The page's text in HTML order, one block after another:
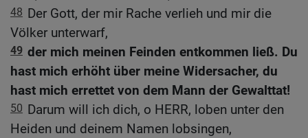
48 Der Gott, der mir Rache verlieh und mir die
Völker unterwarf,
49 der mich meinen Feinden entkommen ließ. Du
hast mich erhöht über meine Widersacher, du
hast mich errettet von dem Mann der Gewalttat!
50 Darum will ich dich, o HERR, loben unter den
Heiden und deinem Namen lobsingen,